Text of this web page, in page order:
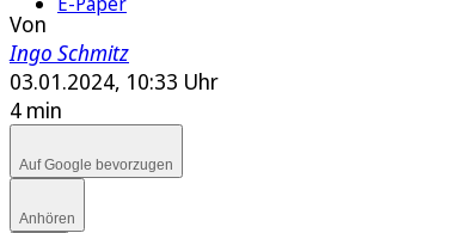
Von
Ingo Schmitz
03.01.2024, 10:33 Uhr
4 min
Auf Google bevorzugen
Anhören